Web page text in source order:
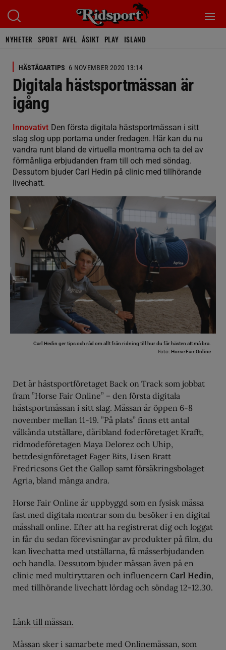
NYHETER SPORT AVEL ÅSIKT PLAY ISLAND
HÄSTÄGARTIPS 6 NOVEMBER 2020 13:14
Digitala hästsportmässan är
igång
Innovativt Den första digitala hästsportmässan i sitt
slag slog upp portarna under fredagen. Här kan du nu
vandra runt bland de virtuella montrarna och ta del av
förmånliga erbjudanden fram till och med söndag.
Dessutom bjuder Carl Hedin på clinic med tillhörande
livechatt.
Carl Hedin ger tips och råd om allt från ridning till hur du får hästen att må bra.
Foto: Horse Fair Online
Det är hästsportföretaget Back on Track som jobbat
fram ”Horse Fair Online” – den första digitala
hästsportmässan i sitt slag. Mässan är öppen 6-8
november mellan 11-19. ”På plats” finns ett antal
välkända utställare, däribland foderföretaget Krafft,
ridmodeföretagen Maya Delorez och Uhip,
bettdesignföretaget Fager Bits, Lisen Bratt
Fredricsons Get the Gallop samt försäkringsbolaget
Agria, bland många andra.
Horse Fair Online är uppbyggd som en fysisk mässa
fast med digitala montrar som du besöker i en digital
mässhall online. Efter att ha registrerat dig och loggat
in får du sedan förevisningar av produkter på film, du
kan livechatta med utställarna, få mässerbjudanden
och handla. Dessutom bjuder mässan även på en
clinic med multiryttaren och influencern Carl Hedin,
med tillhörande livechatt lördag och söndag 12-12.30.
Länk till mässan.
Mässan sker i samarbete med Onlinemässan, som